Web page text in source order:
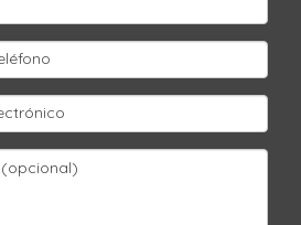
un seguro contra
debido al clima del
a un agente